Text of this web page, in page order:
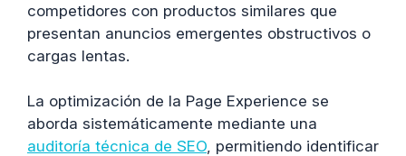
competidores con productos similares que
presentan anuncios emergentes obstructivos o
cargas lentas.
La optimización de la Page Experience se
aborda sistemáticamente mediante una
auditoría técnica de SEO, permitiendo identificar